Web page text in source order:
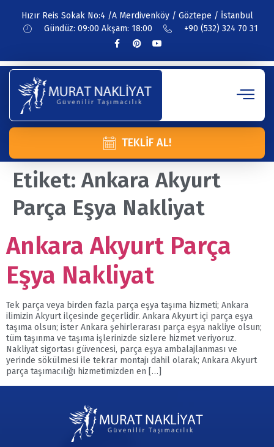
Hızır Reis Sokak No:4 /A Merdivenköy / Göztepe / İstanbul
Gündüz: 09:00 Akşam: 18:00
+90 (532) 324 70 31
TEKLIF AL!
Etiket:Ankara Akyurt
Parça Eşya Nakliyat
Ankara Akyurt Parça
Eşya Nakliyat
Tek parça veya birden fazla parça eşya taşıma hizmeti; Ankara
ilimizin Akyurt ilçesinde geçerlidir. Ankara Akyurt içi parça eşya
taşıma olsun; ister Ankara şehirlerarası parça eşya nakliye olsun;
tüm taşınma ve taşıma işlerinizde sizlere hizmet veriyoruz.
Nakliyat sigortası güvencesi, parça eşya ambalajlanması ve
yerinde sökülmesi ile tekrar montajı dahil olarak; Ankara Akyurt
parça taşımacılığı hizmetimizden en […]